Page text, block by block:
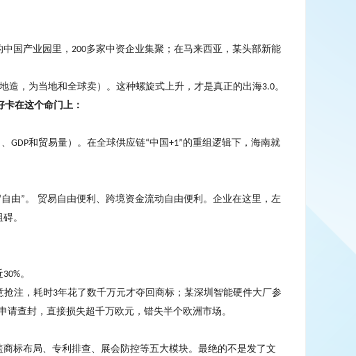
国产业园里， 200多家中资企业集聚；在马来西亚，某头部新能
地造，为当地和全球卖）。这种螺旋式上升，才是真正的出海3.0。
卡在这个命门上：
GDP和贸易量）。在全球供应链“中国 +1”的重组逻辑下，海南就
自由” 。 贸易自由便利、跨境资金流动自由便利。企业在这里，左
。
30%。
抢注，耗时3年花了数千万元才夺回商标；某深圳智能硬件大厂参
查封，直接损失超千万欧元，错失半个欧洲市场。
标布局、专利排查、展会防控等五大模块。最绝的不是发了文